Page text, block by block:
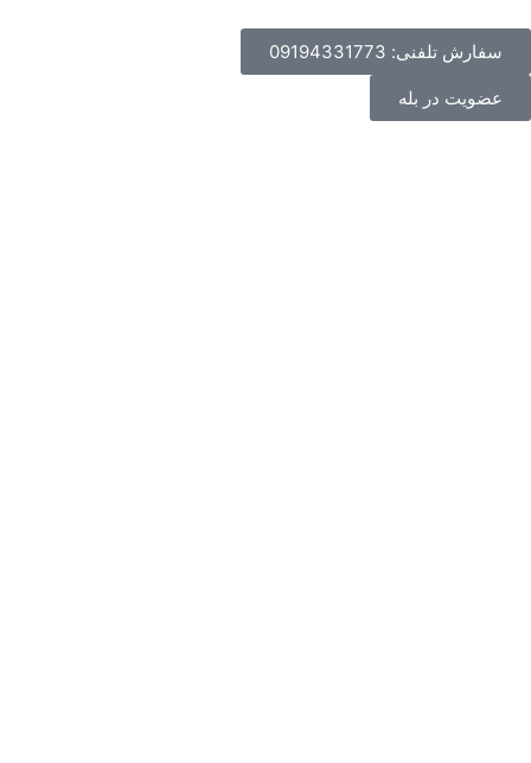
سفارش تلفنی: 09194331773
عضویت در بله